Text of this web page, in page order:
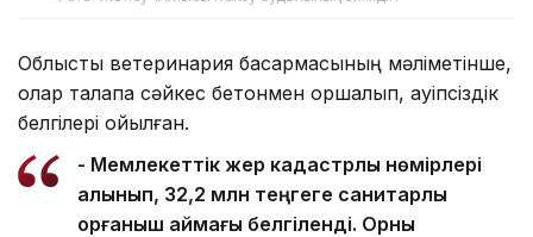
Облыстық ветеринария басқармасының мәліметінше,
олар талапқа сәйкес бетонмен қоршалып, қауіпсіздік
белгілері қойылған.
- Мемлекеттік жер кадастрлық нөмірлері
алынып, 32,2 млн теңгеге санитарлық
қорғаныш аймағы белгіленді. Орны